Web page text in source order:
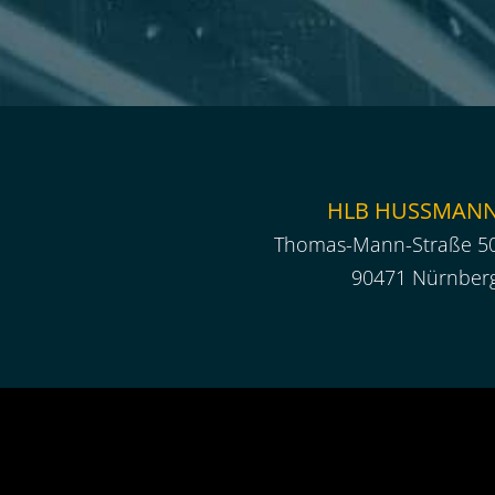
HLB
Thomas-Mann-Straße
90471